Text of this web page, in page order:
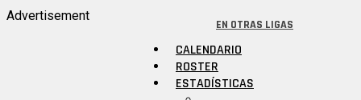
EN OTRAS LIGAS
CALENDARIO
ROSTER
ESTADÍSTICAS
Advertisement